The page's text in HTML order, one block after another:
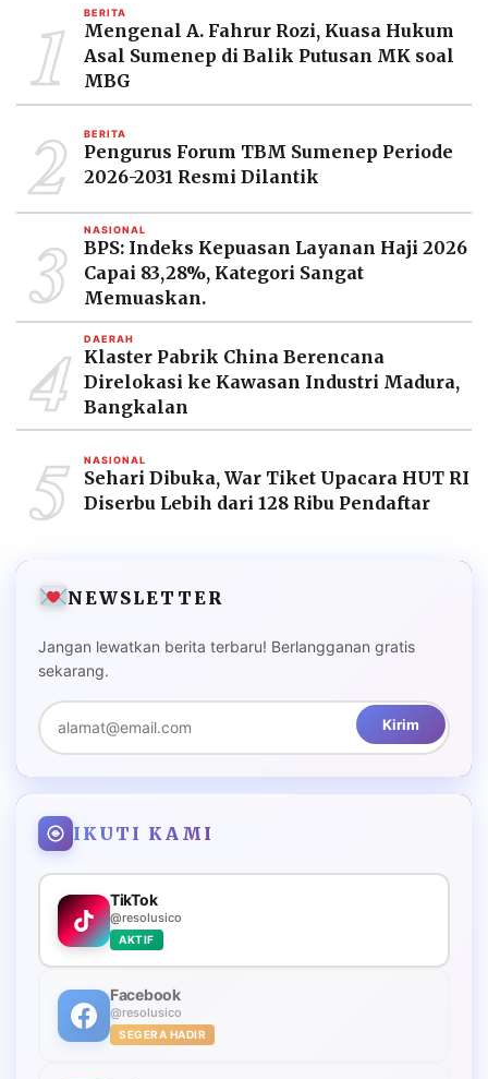
PRAMUDITA
2026
PT.
MEDIA
PRAMUDITA
1 BERITA
Mengenal A. Fahrur Rozi, Kuasa Hukum
Asal Sumenep di Balik Putusan MK soal
MBG
2 BERITA
Pengurus Forum TBM Sumenep Periode
2026-2031 Resmi Dilantik
3 NASIONAL
BPS: Indeks Kepuasan Layanan Haji 2026
Capai 83,28%, Kategori Sangat
Memuaskan.
4 DAERAH
Klaster Pabrik China Berencana
Direlokasi ke Kawasan Industri Madura,
Bangkalan
5 NASIONAL
Sehari Dibuka, War Tiket Upacara HUT RI
Diserbu Lebih dari 128 Ribu Pendaftar
NEWSLETTER
Jangan lewatkan berita terbaru! Berlangganan gratis
sekarang.
Kirim
IKUTI KAMI
TikTok
@resolusico
AKTIF
Facebook
@resolusico
SEGERA HADIR